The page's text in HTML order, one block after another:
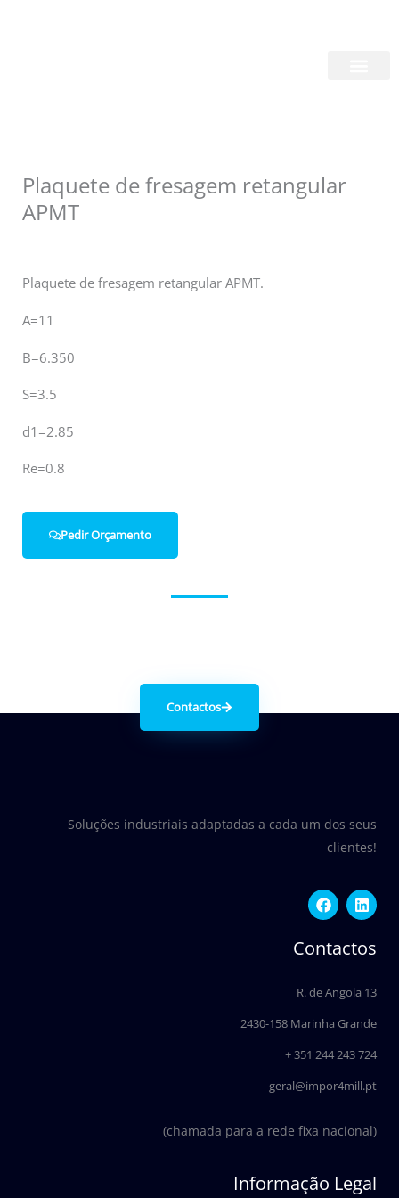
Plaquete de fresagem retangular
APMT
Plaquete de fresagem retangular APMT.
A=11
B=6.350
S=3.5
d1=2.85
Re=0.8
Pedir Orçamento
Contactos
Soluções industriais adaptadas a cada um dos seus
clientes!
F
a
c
e
b
o
k
L
i
n
k
e
i
n
Contactos
R. de Angola 13
2430-158 Marinha Grande
+ 351 244 243 724
geral@impor4mill.pt
(chamada para a rede fixa nacional)
Informação Legal